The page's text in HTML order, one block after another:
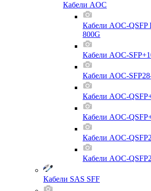
Кабели AOC
Кабели AOC-QSFP
800G
Кабели AOC-
Кабели AOC-
Кабели AOC-
Кабели AOC-
Кабели AOC-
Кабели AOC-
Кабели SAS SFF